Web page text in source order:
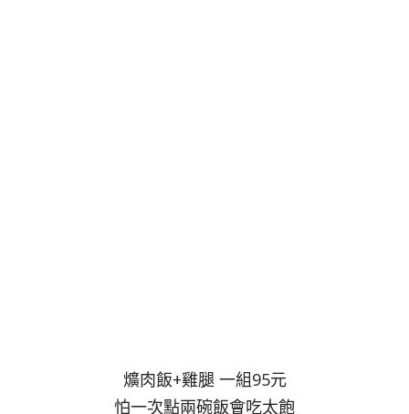
爌肉飯+雞腿 一組95元
怕一次點兩碗飯會吃太飽